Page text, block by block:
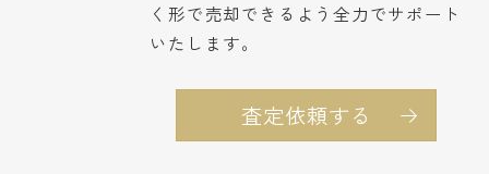
く形で売却できるよう全力でサポート
いたします。
査定依頼する